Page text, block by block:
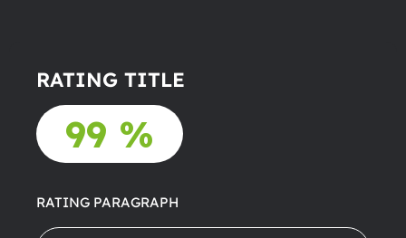
RATING TITLE
99 %
RATING PARAGRAPH